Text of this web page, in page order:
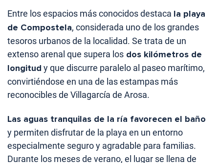
Entre los espacios más conocidos destaca la playa
de Compostela, considerada uno de los grandes
tesoros urbanos de la localidad. Se trata de un
extenso arenal que supera los dos kilómetros de
longitud y que discurre paralelo al paseo marítimo,
convirtiéndose en una de las estampas más
reconocibles de Villagarcía de Arosa.
Las aguas tranquilas de la ría favorecen el baño
y permiten disfrutar de la playa en un entorno
especialmente seguro y agradable para familias.
Durante los meses de verano, el lugar se llena de